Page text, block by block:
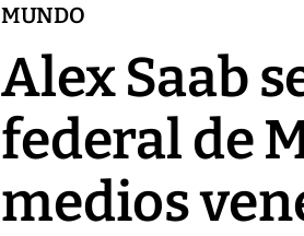
MUNDO
Alex Saab
federal de
medios